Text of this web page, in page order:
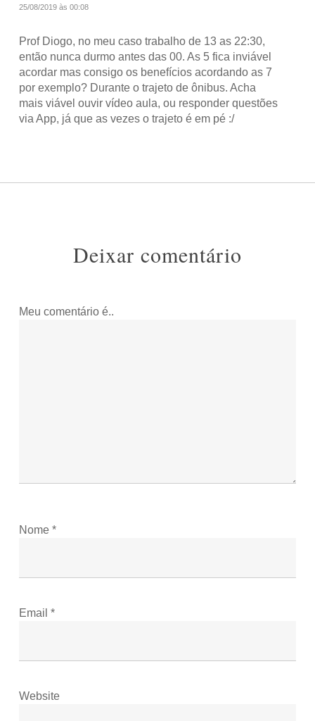
25/08/2019 às 00:08
Prof Diogo, no meu caso trabalho de 13 as 22:30,
então nunca durmo antes das 00. As 5 fica inviável
acordar mas consigo os benefícios acordando as 7
por exemplo? Durante o trajeto de ônibus. Acha
mais viável ouvir vídeo aula, ou responder questões
via App, já que as vezes o trajeto é em pé :/
Deixar comentário
Meu comentário é..
Nome *
Email *
Website